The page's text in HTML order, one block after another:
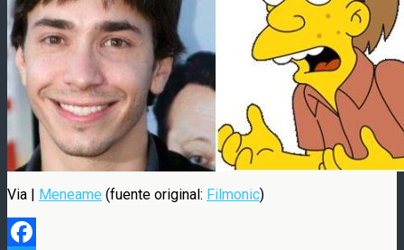
Via | Meneame (fuente original: Filmonic)